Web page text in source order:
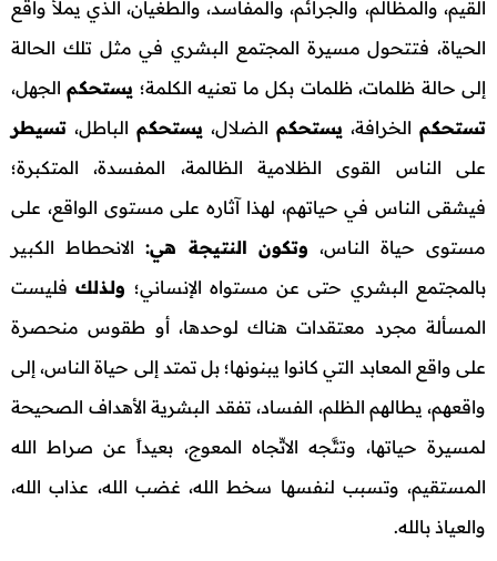
القيم، والمظالم، والجرائم، والمفاسد، والطغيان، الذي يملأ واقع
الحياة، فتتحول مسيرة المجتمع البشري في مثل تلك الحالة
إلى حالة ظلمات، ظلمات بكل ما تعنيه الكلمة؛ يستحكمالجهل،
تستحكمالخرافة، يستحكمالضلال، يستحكمالباطل، تسيطر
على الناس القوى الظلامية الظالمة، المفسدة، المتكبرة؛
فيشقى الناس في حياتهم، لهذا آثاره على مستوى الواقع، على
مستوى حياة الناس، وتكون النتيجة هي:الانحطاط الكبير
بالمجتمع البشري حتى عن مستواه الإنساني؛ ولـذلكفليست
المسألة مجرد معتقدات هناك لوحدها، أو طقوس منحصرة
على واقع المعابد التي كانوا يبنونها؛ بل تمتد إلى حياة الناس، إلى
واقعهم، يطالهم الظلم، الفساد، تفقد البشرية الأهداف الصحيحة
لمسيرة حياتها، وتتَّجه الاتِّجاه المعوج، بعيداً عن صراط الله
المستقيم، وتسبب لنفسها سخط الله، غضب الله، عذاب الله،
والعياذ بالله.